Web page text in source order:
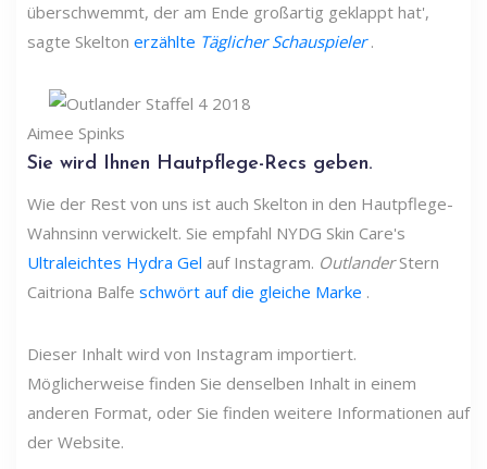
überschwemmt, der am Ende großartig geklappt hat',
sagte Skelton erzählte Täglicher Schauspieler .
Aimee Spinks
Sie wird Ihnen Hautpflege-Recs geben.
Wie der Rest von uns ist auch Skelton in den Hautpflege-
Wahnsinn verwickelt. Sie empfahl NYDG Skin Care's
Ultraleichtes Hydra Gel auf Instagram. OutlanderStern
Caitriona Balfe schwört auf die gleiche Marke .
Dieser Inhalt wird von Instagram importiert.
Möglicherweise finden Sie denselben Inhalt in einem
anderen Format, oder Sie finden weitere Informationen auf
der Website.